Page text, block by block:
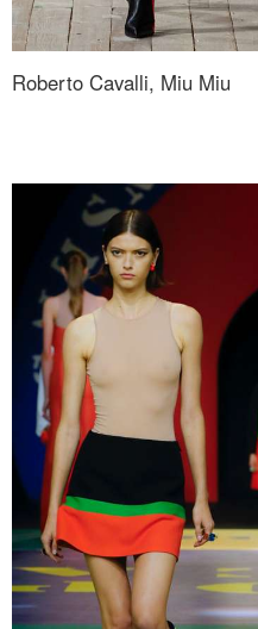
Roberto Cavalli, Miu Miu